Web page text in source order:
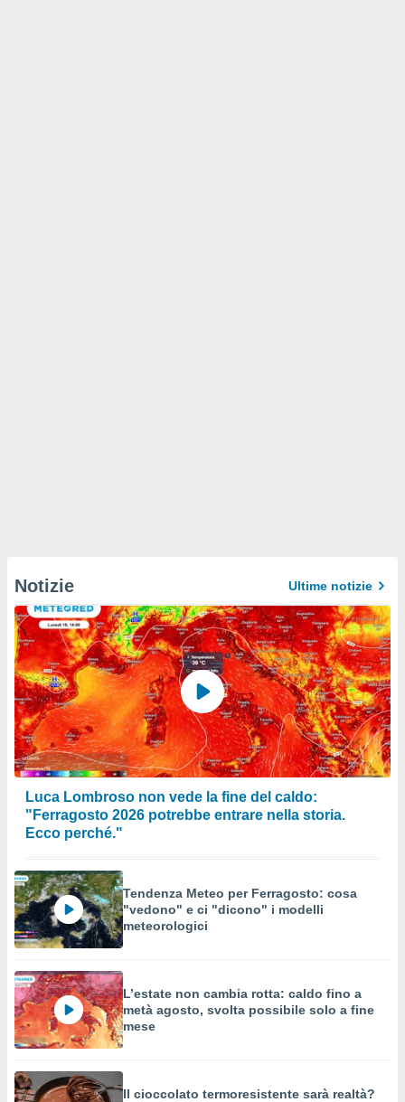
Notizie Ultime notizie
Luca Lombroso non vede la fine del caldo:
"Ferragosto 2026 potrebbe entrare nella storia.
Ecco perché."
Tendenza Meteo per Ferragosto: cosa
"vedono" e ci "dicono" i modelli
meteorologici
L’estate non cambia rotta: caldo fino a
metà agosto, svolta possibile solo a fine
mese
Il cioccolato termoresistente sarà realtà?